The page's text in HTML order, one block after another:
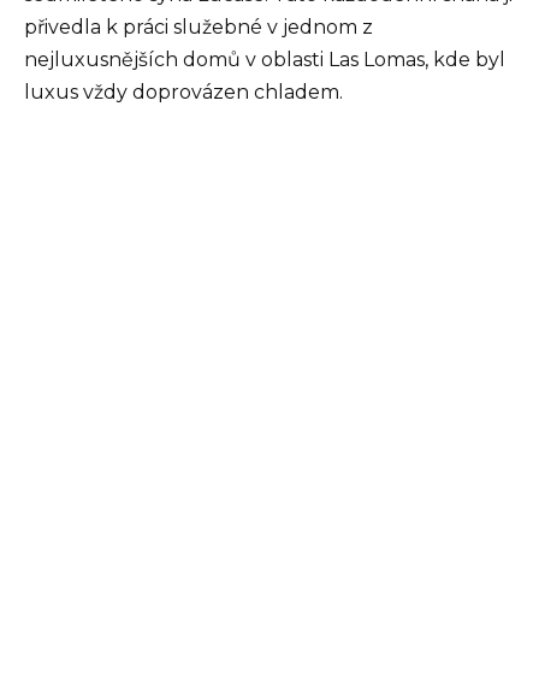
přivedla k práci služebné v jednom z
nejluxusnějších domů v oblasti Las Lomas, kde byl
luxus vždy doprovázen chladem.